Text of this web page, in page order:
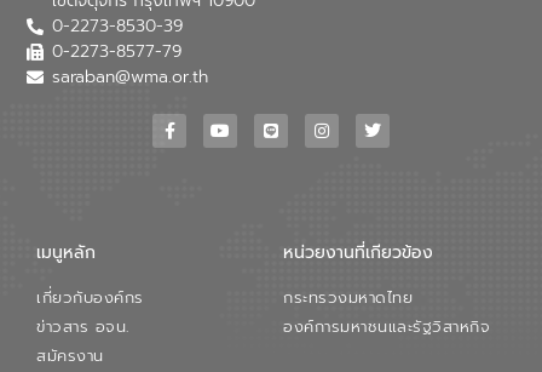
0-2273-8530-39
0-2273-8577-79
saraban@wma.or.th
เมนูหลัก
เกี่ยวกับองค์กร
ข่าวสาร อจน.
สมัครงาน
หน่วยงานที่เกียวข้อง
กระทรวงมหาดไทย
องค์การมหาชนและรัฐวิสาหกิจ